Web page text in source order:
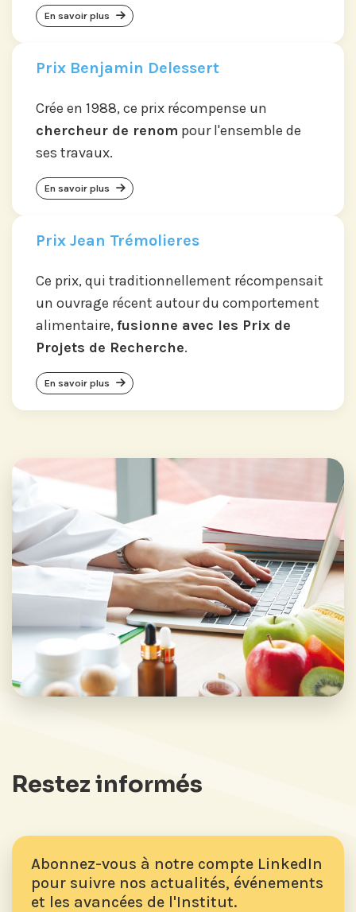
En savoir plus
Prix Benjamin Delessert
Crée en 1988, ce prix récompense un
chercheur de renom pour l'ensemble de
ses travaux.
En savoir plus
Prix Jean Trémolieres
Ce prix, qui traditionnellement récompensait
un ouvrage récent autour du comportement
alimentaire,fusionne avec les Prix de
Projets de Recherche.
En savoir plus
Restez informés
Abonnez-vous à notre compte LinkedIn
pour suivre nos actualités, événements
et les avancées de l'Institut.